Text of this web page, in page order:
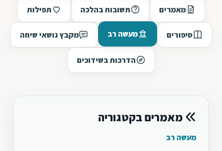
מאמרים תשובות בהלכה תפילות
סיפורים מעשה רב מקבץ נושאי שיחה
הדרכות בשידוכים
מאמרים בקטגוריה
מעשה רב